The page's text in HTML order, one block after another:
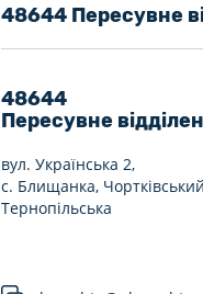
7 днів на тиждень
Працюють після
Працюють у
48644 Пересувне
48644
Пересувне
вул. Українська 2,
с. Блищанка,
Тернопільська